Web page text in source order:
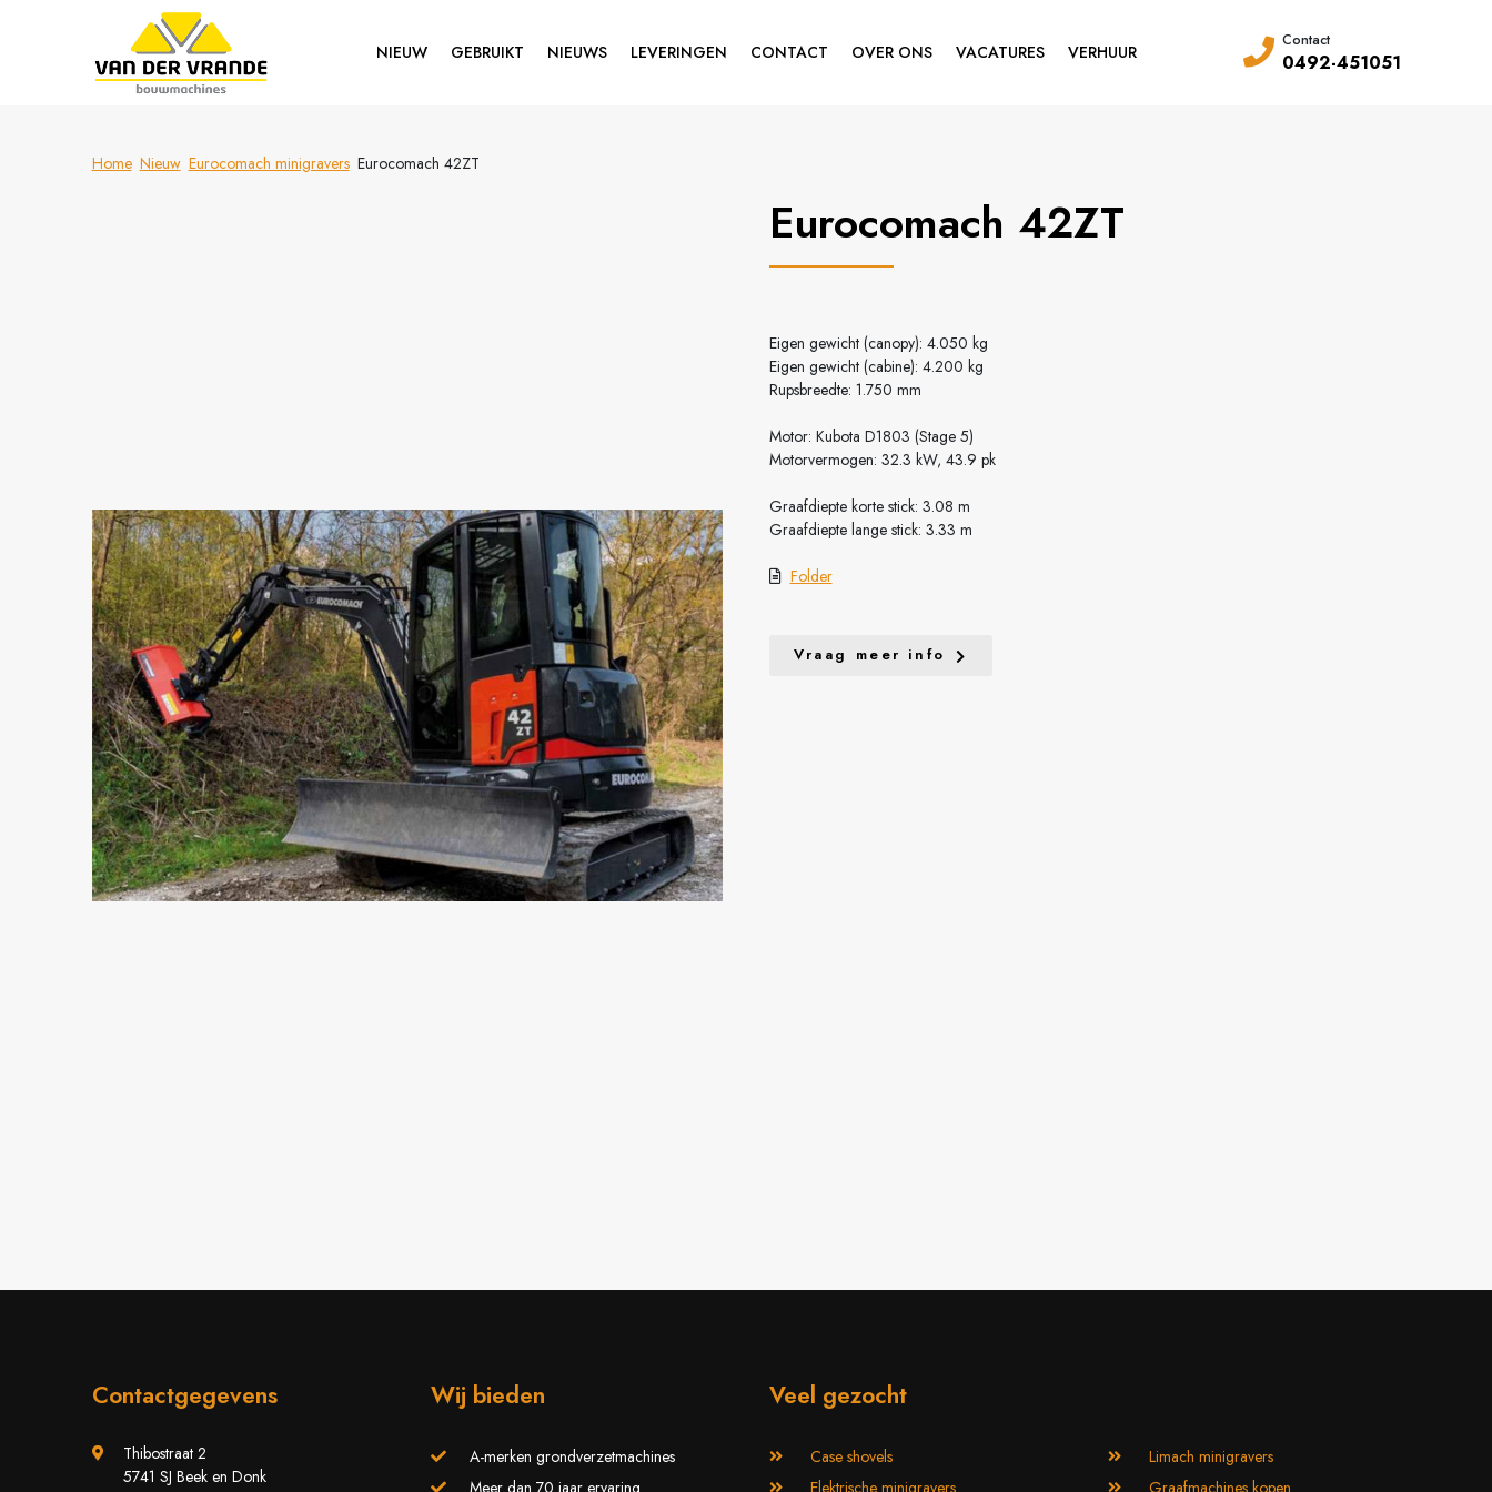
NIEUW GEBRUIKT NIEUWS LEVERINGEN CONTACT OVER ONS VACATURES VERHUUR
Contact
0492-451051
Home Nieuw Eurocomach minigravers Eurocomach 42ZT
Eurocomach 42ZT
Eigen gewicht (canopy): 4.050 kg
Eigen gewicht (cabine): 4.200 kg
Rupsbreedte: 1.750 mm
Motor: Kubota D1803 (Stage 5)
Motorvermogen: 32.3 kW, 43.9 pk
Graafdiepte korte stick: 3.08 m
Graafdiepte lange stick: 3.33 m
Folder
Vraag meer info
Contactgegevens
Thibostraat 2
5741 SJ Beek en Donk
Wij bieden
A-merken grondverzetmachines
Veel gezocht
Case shovels
Limach minigravers